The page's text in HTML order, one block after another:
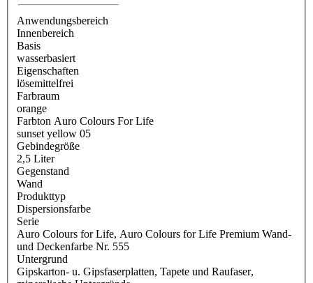
Anwendungsbereich
Innenbereich
Basis
wasserbasiert
Eigenschaften
lösemittelfrei
Farbraum
orange
Farbton Auro Colours For Life
sunset yellow 05
Gebindegröße
2,5 Liter
Gegenstand
Wand
Produkttyp
Dispersionsfarbe
Serie
Auro Colours for Life, Auro Colours for Life Premium Wand-
und Deckenfarbe Nr. 555
Untergrund
Gipskarton- u. Gipsfaserplatten, Tapete und Raufaser,